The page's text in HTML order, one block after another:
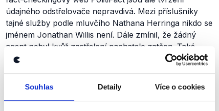
Souhlas Detaily Více o cookies
údajného odstřelovače nepravdivá. Mezi příslušníky
tajné služby podle mluvčího Nathana Herringa nikdo se
jménem Jonathan Willis není. Dále zmínil, že žádný
agent nebyl kvůli zastřelení pachatele zatčen. Také
pensylvánská policie, která se
na zajištění
, že by v jejích řadách
Jonathan Willis